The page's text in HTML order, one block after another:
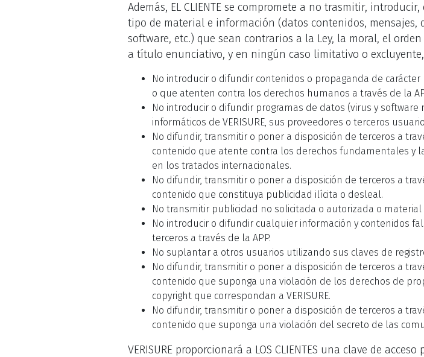
Además, EL CLIENTE se compromete a no trasmitir,
tipo de material e información (datos contenidos, mensajes,
software, etc.) que sean contrarios a la Ley, la moral, el
a título enunciativo, y en ningún caso limitativo o excluyente,
No introducir o difundir contenidos o propaganda de
o que atenten contra los derechos humanos a través de la
No introducir o difundir programas de datos (virus y
informáticos de VERISURE, sus proveedores o terceros
No difundir, transmitir o poner a disposición de terceros a
contenido que atente contra los derechos fundamentales y
en los tratados internacionales.
No difundir, transmitir o poner a disposición de terceros a
contenido que constituya publicidad ilícita o desleal.
No transmitir publicidad no solicitada o autorizada o
No introducir o difundir cualquier información y contenidos
terceros a través de la APP.
No suplantar a otros usuarios utilizando sus claves de
No difundir, transmitir o poner a disposición de terceros a
contenido que suponga una violación de los derechos de
copyright que correspondan a VERISURE.
No difundir, transmitir o poner a disposición de terceros a
contenido que suponga una violación del secreto de las
VERISURE proporcionará a LOS CLIENTES una clave de